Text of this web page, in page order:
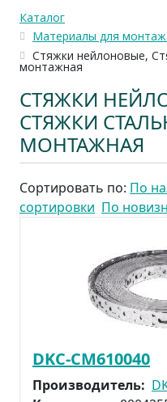
Каталог
Материалы для
Стяжки нейлоновые,
монтажная
СТЯЖКИ
СТЯЖКИ
МОНТАЖНАЯ
Сортировать по: По
сортировки По
DKC-CM610040
Производитель: